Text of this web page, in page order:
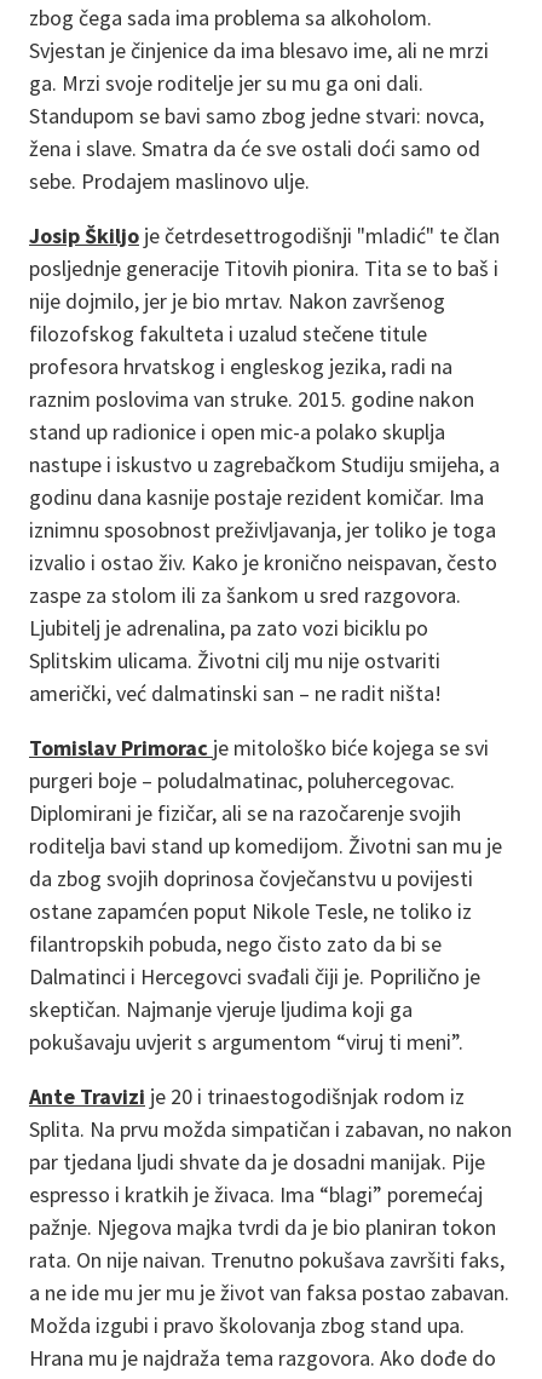
zbog čega sada ima problema sa alkoholom.
Svjestan je činjenice da ima blesavo ime, ali ne mrzi
ga. Mrzi svoje roditelje jer su mu ga oni dali.
Standupom se bavi samo zbog jedne stvari: novca,
žena i slave. Smatra da će sve ostali doći samo od
sebe. Prodajem maslinovo ulje.
Josip Škiljo je četrdesettrogodišnji "mladić" te član
posljednje generacije Titovih pionira. Tita se to baš i
nije dojmilo, jer je bio mrtav. Nakon završenog
filozofskog fakulteta i uzalud stečene titule
profesora hrvatskog i engleskog jezika, radi na
raznim poslovima van struke. 2015. godine nakon
stand up radionice i open mic-a polako skuplja
nastupe i iskustvo u zagrebačkom Studiju smijeha, a
godinu dana kasnije postaje rezident komičar. Ima
iznimnu sposobnost preživljavanja, jer toliko je toga
izvalio i ostao živ. Kako je kronično neispavan, često
zaspe za stolom ili za šankom u sred razgovora.
Ljubitelj je adrenalina, pa zato vozi biciklu po
Splitskim ulicama. Životni cilj mu nije ostvariti
američki, već dalmatinski san – ne radit ništa!
Tomislav Primorac je mitološko biće kojega se svi
purgeri boje – poludalmatinac, poluhercegovac.
Diplomirani je fizičar, ali se na razočarenje svojih
roditelja bavi stand up komedijom. Životni san mu je
da zbog svojih doprinosa čovječanstvu u povijesti
ostane zapamćen poput Nikole Tesle, ne toliko iz
filantropskih pobuda, nego čisto zato da bi se
Dalmatinci i Hercegovci svađali čiji je. Poprilično je
skeptičan. Najmanje vjeruje ljudima koji ga
pokušavaju uvjerit s argumentom “viruj ti meni”.
Ante Travizi je 20 i trinaestogodišnjak rodom iz
Splita. Na prvu možda simpatičan i zabavan, no nakon
par tjedana ljudi shvate da je dosadni manijak. Pije
espresso i kratkih je živaca. Ima “blagi” poremećaj
pažnje. Njegova majka tvrdi da je bio planiran tokon
rata. On nije naivan. Trenutno pokušava završiti faks,
a ne ide mu jer mu je život van faksa postao zabavan.
Možda izgubi i pravo školovanja zbog stand upa.
Hrana mu je najdraža tema razgovora. Ako dođe do